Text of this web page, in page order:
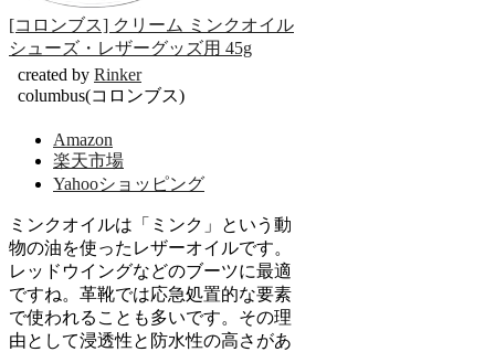
[コロンブス] クリーム ミンクオイル
シューズ・レザーグッズ用 45g
created by Rinker
columbus(コロンブス)
Amazon
楽天市場
Yahooショッピング
ミンクオイルは「ミンク」という動
物の油を使ったレザーオイルです。
レッドウイングなどのブーツに最適
ですね。革靴では応急処置的な要素
で使われることも多いです。その理
由として浸透性と防水性の高さがあ